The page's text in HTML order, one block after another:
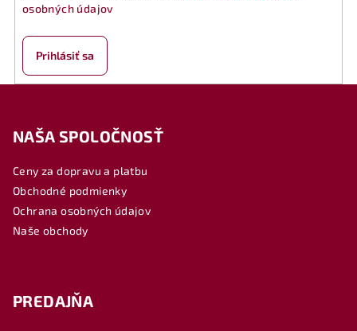
osobných údajov
Prihlásiť sa
NAŠA SPOLOČNOSŤ
Ceny za dopravu a platbu
Obchodné podmienky
Ochrana osobných údajov
Naše obchody
PREDAJŇA